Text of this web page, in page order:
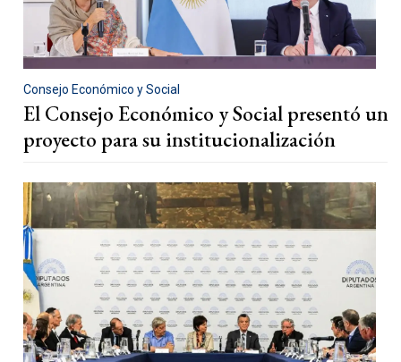
Consejo Económico y Social
El Consejo Económico y Social presentó un
proyecto para su institucionalización